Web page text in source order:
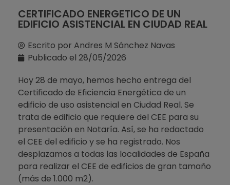
CERTIFICADO ENERGETICO DE UN
EDIFICIO ASISTENCIAL EN CIUDAD REAL
Escrito por Andres M Sánchez Navas
Publicado el 28/05/2026
Hoy 28 de mayo, hemos hecho entrega del
Certificado de Eficiencia Energética de un
edificio de uso asistencial en Ciudad Real. Se
trata de edificio que requiere del CEE para su
presentación en Notaría. Así, se ha redactado
el CEE del edificio y se ha registrado. Nos
desplazamos a todas las localidades de España
para realizar el CEE de edificios de gran tamaño
(más de 1.000 m2).